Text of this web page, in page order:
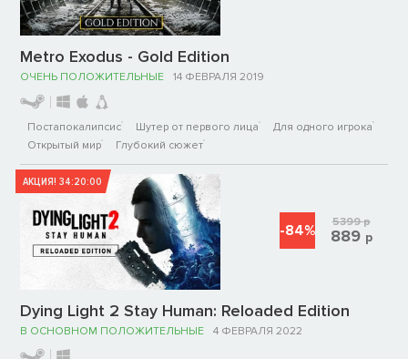
Metro Exodus - Gold Edition
ОЧЕНЬ ПОЛОЖИТЕЛЬНЫЕ 14 ФЕВРАЛЯ 2019
Постапокалипсис Шутер от первого лица
Для одного игрока
Открытый мир
Глубокий сюжет
АКЦИЯ!34:20:00
Dying Light 2 Stay Human: Reloaded Edition
В ОСНОВНОМ ПОЛОЖИТЕЛЬНЫЕ 4 ФЕВРАЛЯ 2022
-84% 5399р
889 р